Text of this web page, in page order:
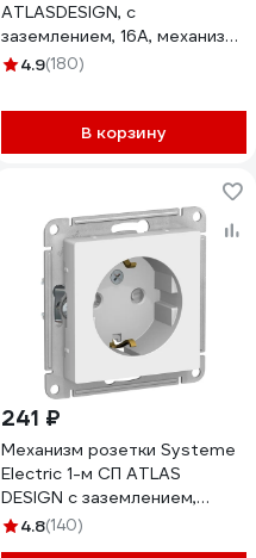
ATLASDESIGN, с
заземлением, 16А, механизм,
карбон, ATN001043
4.9(180)
В корзину
241 ₽
Механизм розетки Systeme
Electric 1-м СП ATLAS
DESIGN с заземлением,
защитные шторки 16А белый
4.8(140)